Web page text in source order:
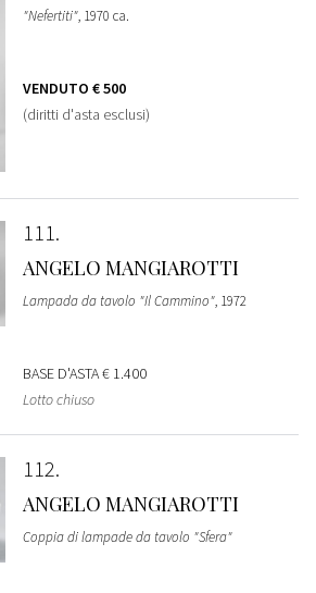
"Nefertiti", 1970 ca.
VENDUTO € 500
(diritti d'asta esclusi)
111
ANGELO MANGIAROTTI
Lampada da tavolo "Il Cammino", 1972
BASE D'ASTA€ 1.400
Lotto chiuso
112
ANGELO MANGIAROTTI
Coppia di lampade da tavolo "Sfera"